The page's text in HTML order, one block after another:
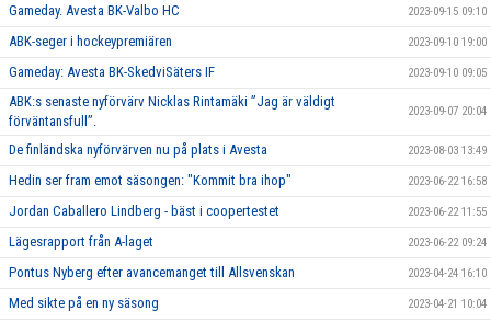
Gameday. Avesta BK-Valbo HC 2023-09-15 09:10
ABK-seger i hockeypremiären 2023-09-10 19:00
Gameday: Avesta BK-SkedviSäters IF 2023-09-10 09:05
ABK:s senaste nyförvärv Nicklas Rintamäki ”Jag är väldigt
förväntansfull”.
2023-09-07 20:04
De finländska nyförvärven nu på plats i Avesta 2023-08-03 13:49
Hedin ser fram emot säsongen: "Kommit bra ihop" 2023-06-22 16:58
Jordan Caballero Lindberg - bäst i coopertestet 2023-06-22 11:55
Lägesrapport från A-laget 2023-06-22 09:24
Pontus Nyberg efter avancemanget till Allsvenskan 2023-04-24 16:10
Med sikte på en ny säsong 2023-04-21 10:04